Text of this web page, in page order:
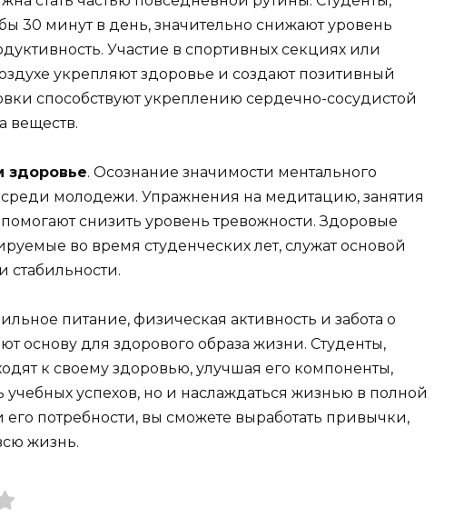
30 минут в день, значительно снижают уровень
Участие в спортивных секциях или
укрепляют здоровье и создают позитивный
способствуют укреплению сердечно-сосудистой
веществ.
здоровье. Осознание значимости ментального
среди молодежи. Упражнения на медитацию, занятия
снизить уровень тревожности. Здоровые
во время студенческих лет, служат основой
питание, физическая активность и забота о
основу для здорового образа жизни. Студенты,
к своему здоровью, улучшая его компоненты,
учебных успехов, но и наслаждаться жизнью в полной
потребности, вы сможете выработать привычки,
жизнь.